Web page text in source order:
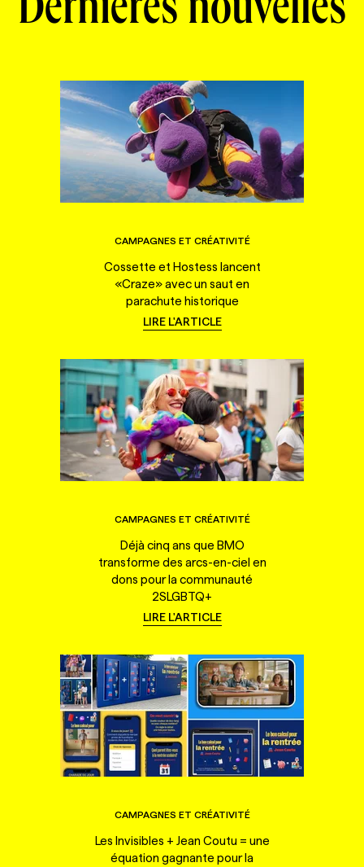
Dernières nouvelles
CAMPAGNES ET CRÉATIVITÉ
Cossette et Hostess lancent
«Craze» avec un saut en
parachute historique
LIRE L'ARTICLE
CAMPAGNES ET CRÉATIVITÉ
Déjà cinq ans que BMO
transforme des arcs-en-ciel en
dons pour la communauté
2SLGBTQ+
LIRE L'ARTICLE
CAMPAGNES ET CRÉATIVITÉ
Les Invisibles + Jean Coutu = une
équation gagnante pour la